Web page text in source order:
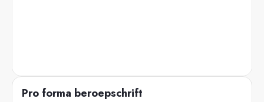
Pro forma beroepschrift